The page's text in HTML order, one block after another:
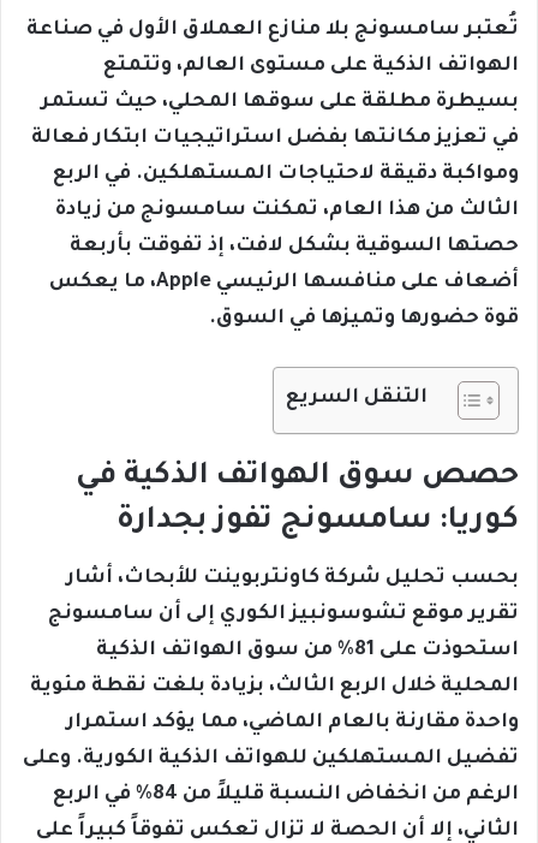
تُعتبر سامسونج بلا منازع العملاق الأول في صناعة
الهواتف الذكية على مستوى العالم، وتتمتع
بسيطرة مطلقة على سوقها المحلي، حيث تستمر
في تعزيز مكانتها بفضل استراتيجيات ابتكار فعالة
ومواكبة دقيقة لاحتياجات المستهلكين. في الربع
الثالث من هذا العام، تمكنت سامسونج من زيادة
حصتها السوقية بشكل لافت، إذ تفوقت بأربعة
أضعاف على منافسها الرئيسي Apple، ما يعكس
قوة حضورها وتميزها في السوق.
التنقل السريع
حصص سوق الهواتف الذكية في
كوريا: سامسونج تفوز بجدارة
بحسب تحليل شركة كاونتربوينت للأبحاث، أشار
تقرير موقع تشوسونبيز الكوري إلى أن سامسونج
استحوذت على 81% من سوق الهواتف الذكية
المحلية خلال الربع الثالث، بزيادة بلغت نقطة مئوية
واحدة مقارنة بالعام الماضي، مما يؤكد استمرار
تفضيل المستهلكين للهواتف الذكية الكورية. وعلى
الرغم من انخفاض النسبة قليلاً من 84% في الربع
الثاني، إلا أن الحصة لا تزال تعكس تفوقاً كبيراً على